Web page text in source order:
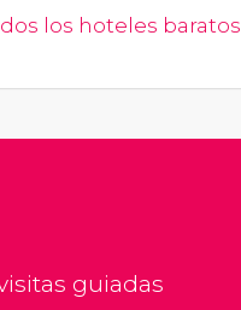
los hoteles baratos
guiadas